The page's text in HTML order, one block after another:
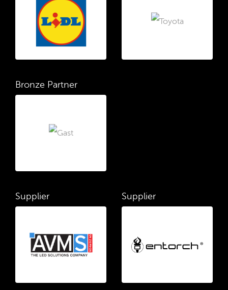
Bronze Partner
Supplier Supplier